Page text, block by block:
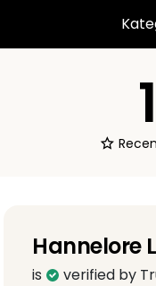
1
Hannelore
is verified by